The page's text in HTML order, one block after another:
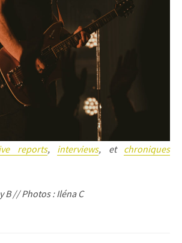
reports, interviews, et chroniques
B // Photos : Iléna C